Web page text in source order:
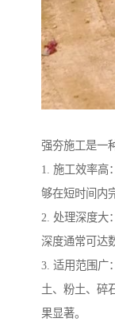
强夯施工是一
1. 施工效率高
够在短时间内
2. 处理深度大
深度通常可达
3. 适用范围广
土、粉土、碎
果显著。